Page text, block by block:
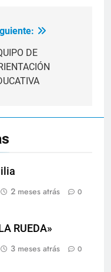
DE
2 meses atrás 0
RUEDA»
3 meses atrás 0